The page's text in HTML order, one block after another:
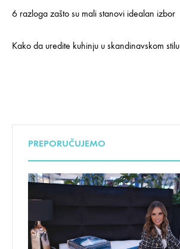
6 razloga zašto su mali stanovi idealan izbor
Kako da uredite kuhinju u skandinavskom stilu
PREPORUČUJEMO